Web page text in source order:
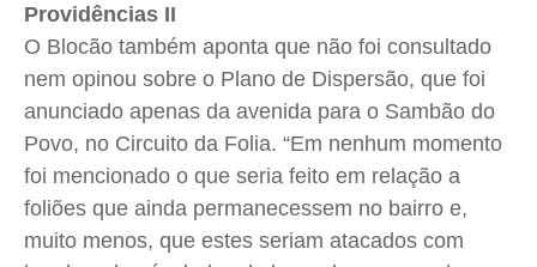
Providências II
O Blocão também aponta que não foi consultado
nem opinou sobre o Plano de Dispersão, que foi
anunciado apenas da avenida para o Sambão do
Povo, no Circuito da Folia. “Em nenhum momento
foi mencionado o que seria feito em relação a
foliões que ainda permanecessem no bairro e,
muito menos, que estes seriam atacados com